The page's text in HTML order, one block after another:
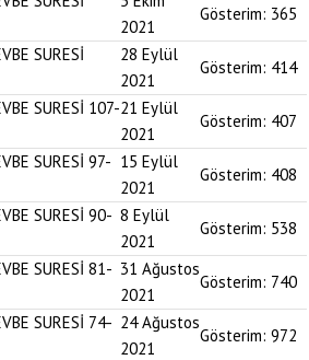
2021
Gösterim: 365
SURESİ
28 Eylül
2021
Gösterim: 414
SURESİ 107-21 Eylül
2021
Gösterim: 407
SURESİ 97- 15 Eylül
2021
Gösterim: 408
SURESİ 90- 8 Eylül
2021
Gösterim: 538
SURESİ 81- 31 Ağustos
2021
Gösterim: 740
SURESİ 74- 24 Ağustos
2021
Gösterim: 972